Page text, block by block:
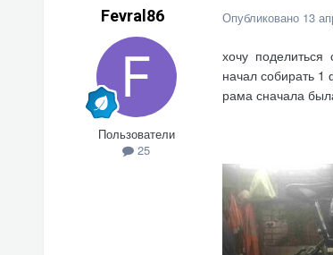
Fevral86
Пользователи
25
Опубликовано 13
хочу поделиться
начал собирать
рама сначала